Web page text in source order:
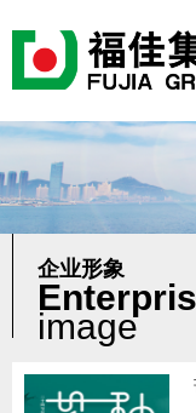
企业形象
image